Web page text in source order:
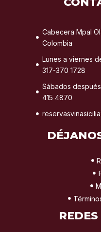
Cabecera Mpal
Colombia
Lunes a viernes
317-370 1728
Sábados
415 4870